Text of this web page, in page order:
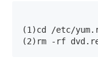
(1)cd /etc/
(2)rm -rf